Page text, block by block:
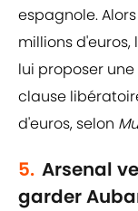
espagnole.
millions
lui proposer
clause
d'euros, selon
5. Arsenal
garder